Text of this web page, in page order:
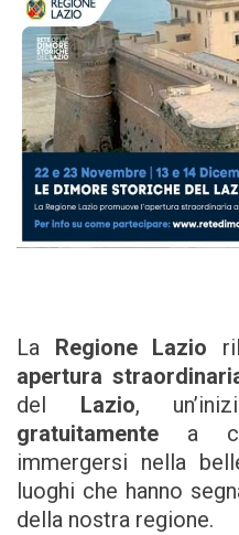
La Regione Lazio
apertura
del Lazio,
gratuitamente a
immergersi nella
luoghi che hanno
della nostra regione.